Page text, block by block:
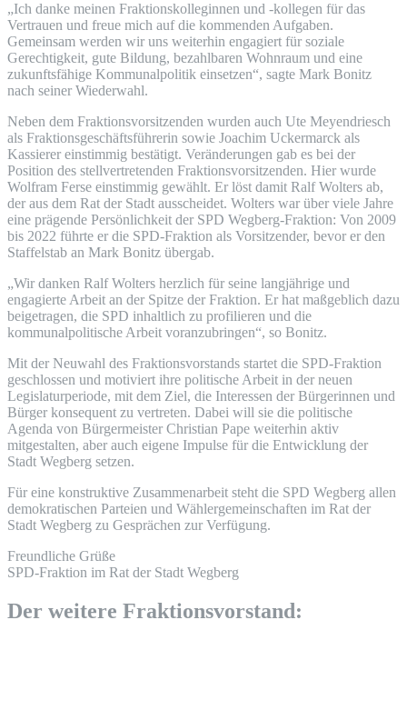
„Ich danke meinen Fraktionskolleginnen und -kollegen für das
Vertrauen und freue mich auf die kommenden Aufgaben.
Gemeinsam werden wir uns weiterhin engagiert für soziale
Gerechtigkeit, gute Bildung, bezahlbaren Wohnraum und eine
zukunftsfähige Kommunalpolitik einsetzen“, sagte Mark Bonitz
nach seiner Wiederwahl.
Neben dem Fraktionsvorsitzenden wurden auch Ute Meyendriesch
als Fraktionsgeschäftsführerin sowie Joachim Uckermarck als
Kassierer einstimmig bestätigt. Veränderungen gab es bei der
Position des stellvertretenden Fraktionsvorsitzenden. Hier wurde
Wolfram Ferse einstimmig gewählt. Er löst damit Ralf Wolters ab,
der aus dem Rat der Stadt ausscheidet. Wolters war über viele Jahre
eine prägende Persönlichkeit der SPD Wegberg-Fraktion: Von 2009
bis 2022 führte er die SPD-Fraktion als Vorsitzender, bevor er den
Staffelstab an Mark Bonitz übergab.
„Wir danken Ralf Wolters herzlich für seine langjährige und
engagierte Arbeit an der Spitze der Fraktion. Er hat maßgeblich dazu
beigetragen, die SPD inhaltlich zu profilieren und die
kommunalpolitische Arbeit voranzubringen“, so Bonitz.
Mit der Neuwahl des Fraktionsvorstands startet die SPD-Fraktion
geschlossen und motiviert ihre politische Arbeit in der neuen
Legislaturperiode, mit dem Ziel, die Interessen der Bürgerinnen und
Bürger konsequent zu vertreten. Dabei will sie die politische
Agenda von Bürgermeister Christian Pape weiterhin aktiv
mitgestalten, aber auch eigene Impulse für die Entwicklung der
Stadt Wegberg setzen.
Für eine konstruktive Zusammenarbeit steht die SPD Wegberg allen
demokratischen Parteien und Wählergemeinschaften im Rat der
Stadt Wegberg zu Gesprächen zur Verfügung.
Freundliche Grüße
SPD-Fraktion im Rat der Stadt Wegberg
Der weitere Fraktionsvorstand: